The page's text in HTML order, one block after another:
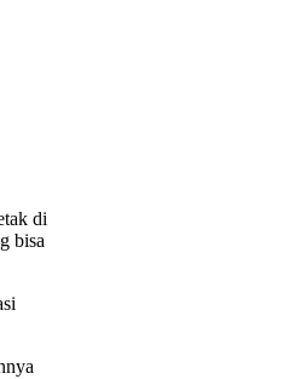
di
bisa